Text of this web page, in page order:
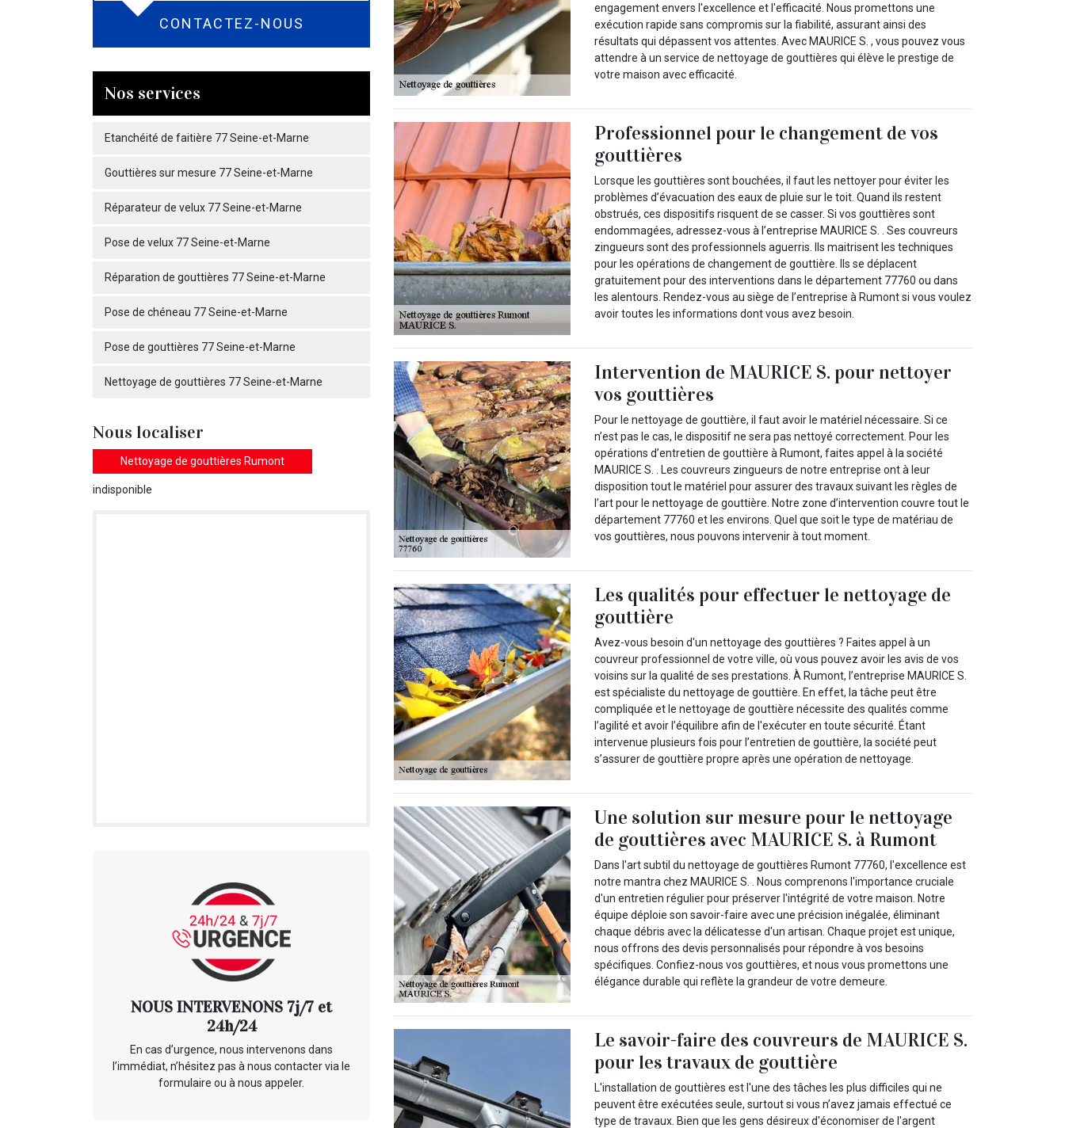
CONTACTEZ-NOUS
Nos services
Etanchéité de faitière 77 Seine-et-Marne
Gouttières sur mesure 77 Seine-et-Marne
Réparateur de velux 77 Seine-et-Marne
Pose de velux 77 Seine-et-Marne
Réparation de gouttières 77 Seine-et-Marne
Pose de chéneau 77 Seine-et-Marne
Pose de gouttières 77 Seine-et-Marne
Nettoyage de gouttières 77 Seine-et-Marne
Nous localiser
Nettoyage de gouttières Rumont
indisponible
NOUS INTERVENONS 7j/7 et
24h/24
En cas d’urgence, nous intervenons dans
l’immédiat, n’hésitez pas à nous contacter via le
formulaire ou à nous appeler.
engagement envers l'excellence et l'efficacité. Nous promettons une
exécution rapide sans compromis sur la fiabilité, assurant ainsi des
résultats qui dépassent vos attentes. Avec MAURICE S. , vous pouvez vous
attendre à un service de nettoyage de gouttières qui élève le prestige de
votre maison avec efficacité.
Professionnel pour le changement de vos
gouttières
Lorsque les gouttières sont bouchées, il faut les nettoyer pour éviter les
problèmes d’évacuation des eaux de pluie sur le toit. Quand ils restent
obstrués, ces dispositifs risquent de se casser. Si vos gouttières sont
endommagées, adressez-vous à l’entreprise MAURICE S. . Ses couvreurs
zingueurs sont des professionnels aguerris. Ils maitrisent les techniques
pour les opérations de changement de gouttière. Ils se déplacent
gratuitement pour des interventions dans le département 77760 ou dans
les alentours. Rendez-vous au siège de l’entreprise à Rumont si vous voulez
avoir toutes les informations dont vous avez besoin.
Intervention de MAURICE S. pour nettoyer
vos gouttières
Pour le nettoyage de gouttière, il faut avoir le matériel nécessaire. Si ce
n’est pas le cas, le dispositif ne sera pas nettoyé correctement. Pour les
opérations d’entretien de gouttière à Rumont, faites appel à la société
MAURICE S. . Les couvreurs zingueurs de notre entreprise ont à leur
disposition tout le matériel pour assurer des travaux suivant les règles de
l’art pour le nettoyage de gouttière. Notre zone d’intervention couvre tout le
département 77760 et les environs. Quel que soit le type de matériau de
vos gouttières, nous pouvons intervenir à tout moment.
Les qualités pour effectuer le nettoyage de
gouttière
Avez-vous besoin d'un nettoyage des gouttières ? Faites appel à un
couvreur professionnel de votre ville, où vous pouvez avoir les avis de vos
voisins sur la qualité de ses prestations. À Rumont, l’entreprise MAURICE S.
est spécialiste du nettoyage de gouttière. En effet, la tâche peut être
compliquée et le nettoyage de gouttière nécessite des qualités comme
l’agilité et avoir l’équilibre afin de l'exécuter en toute sécurité. Étant
intervenue plusieurs fois pour l’entretien de gouttière, la société peut
s’assurer de gouttière propre après une opération de nettoyage.
Une solution sur mesure pour le nettoyage
de gouttières avec MAURICE S. à Rumont
Dans l'art subtil du nettoyage de gouttières Rumont 77760, l'excellence est
notre mantra chez MAURICE S. . Nous comprenons l'importance cruciale
d'un entretien régulier pour préserver l'intégrité de votre maison. Notre
équipe déploie son savoir-faire avec une précision inégalée, éliminant
chaque débris avec la délicatesse d'un artisan. Chaque projet est unique,
nous offrons des devis personnalisés pour répondre à vos besoins
spécifiques. Confiez-nous vos gouttières, et nous vous promettons une
élégance durable qui reflète la grandeur de votre demeure.
Le savoir-faire des couvreurs de MAURICE S.
pour les travaux de gouttière
L'installation de gouttières est l'une des tâches les plus difficiles qui ne
peuvent être exécutées seule, surtout si vous n’avez jamais effectué ce
type de travaux. Bien que les gens désireux d'économiser de l'argent